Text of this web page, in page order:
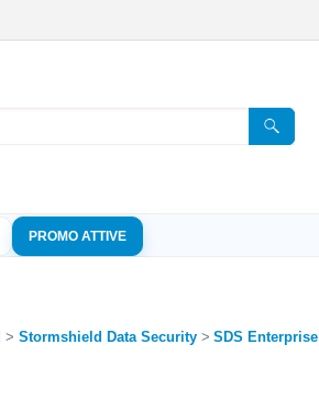
nome utente e la password e poi
clicca sul pulsante "Accedi"
Password:
PROMO ATTIVE
Stormshield Data Security SDS Enterprise